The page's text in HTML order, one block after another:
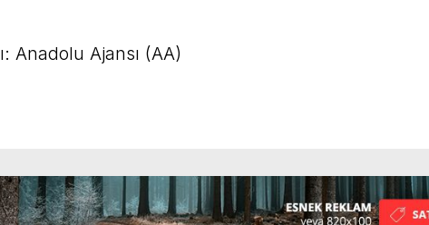
Anadolu Ajansı (AA)